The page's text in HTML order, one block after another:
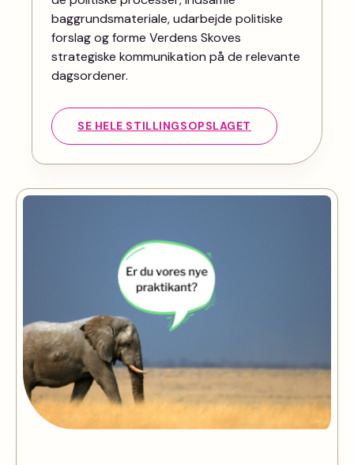
baggrundsmateriale, udarbejde politiske
forslag og forme Verdens Skoves
strategiske kommunikation på de relevante
dagsordener.
SE HELE STILLINGSOPSLAGET